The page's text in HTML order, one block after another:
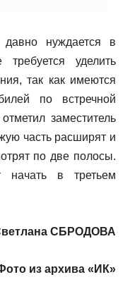
нуждается в
уделить
так как имеются
по встречной
заместитель
часть расширят и
по две полосы.
начать в третьем
СБРОДОВА
из архива «ИК»